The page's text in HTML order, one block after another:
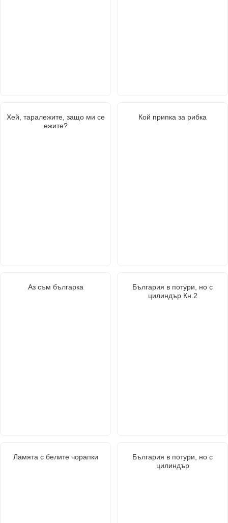
Хей, таралежите, защо ми се
ежите?
Кой припка за рибка
Аз съм българка
България в потури, но с
цилиндър Кн.2
Ламята с белите чорапки
България в потури, но с
цилиндър